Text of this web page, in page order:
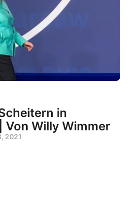
in
Von Willy Wimmer
2021